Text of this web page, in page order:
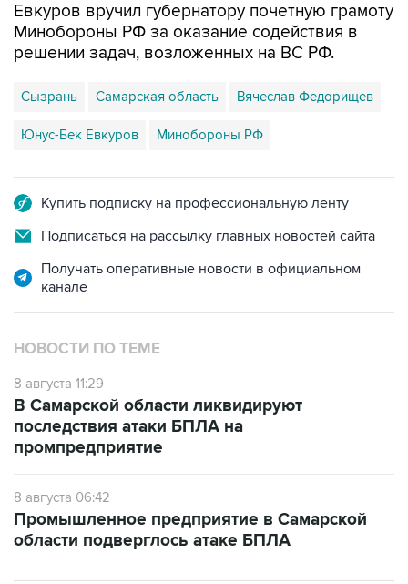
Евкуров вручил губернатору почетную грамоту
Минобороны РФ за оказание содействия в
решении задач, возложенных на ВС РФ.
Сызрань Самарская область Вячеслав Федорищев
Юнус-Бек Евкуров Минобороны РФ
Купить подписку на профессиональную ленту
Подписаться на рассылку главных новостей сайта
Получать оперативные новости в официальном
канале
НОВОСТИ ПО ТЕМЕ
8 августа 11:29
В Самарской области ликвидируют
последствия атаки БПЛА на
промпредприятие
8 августа 06:42
Промышленное предприятие в Самарской
области подверглось атаке БПЛА